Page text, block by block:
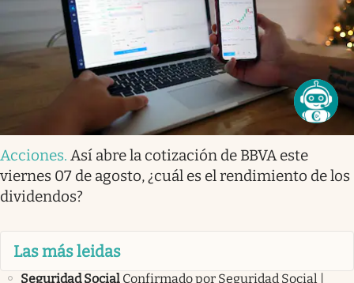
Acciones. Así abre la cotización de BBVA este
viernes 07 de agosto, ¿cuál es el rendimiento de los
dividendos?
Las más leidas
Seguridad Social Confirmado por Seguridad Social |